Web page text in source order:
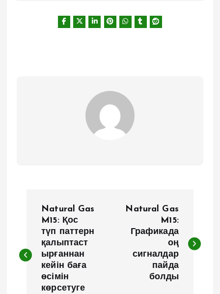
в
Natural Gas
M15: Қос
түп паттерн
қалыптаст
ырғаннан
кейін баға
өсімін
көрсетуге
Natural Gas
M15:
Графикада
оң
сигналдар
пайда
болды